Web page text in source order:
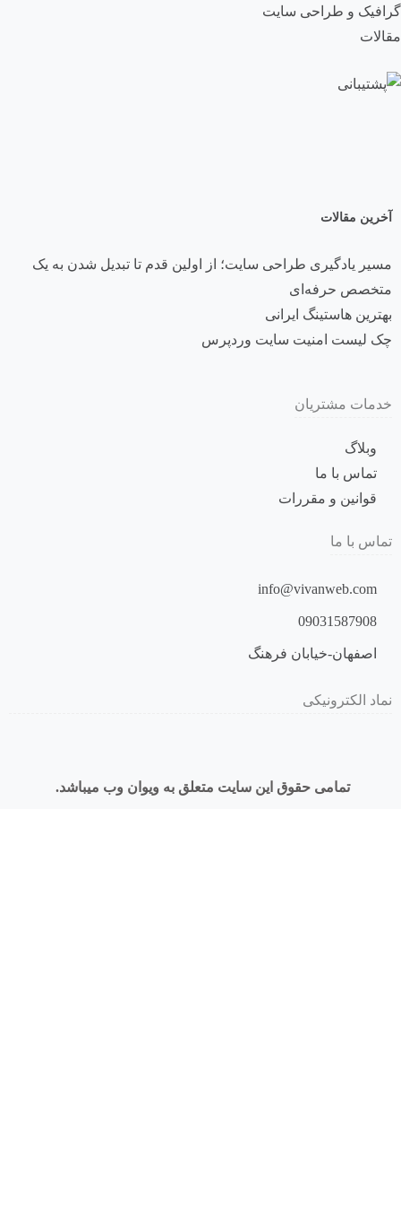
گرافیک و طراحی سایت
مقالات
آخرین مقالات
مسیر یادگیری طراحی سایت؛ از اولین قدم تا تبدیل شدن به یک
متخصص حرفه‌ای
بهترین هاستینگ ایرانی
چک لیست امنیت سایت وردپرس
خدمات مشتریان
وبلاگ
تماس با ما
قوانین و مقررات
تماس با ما
info@vivanweb.com
09031587908
اصفهان-خیابان فرهنگ
نماد الکترونیکی
تمامی حقوق این سایت متعلق به ویوان وب میباشد.